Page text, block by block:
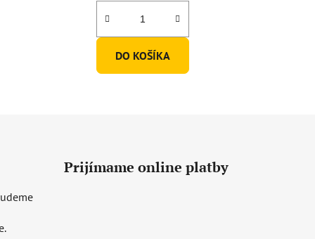
DO KOŠÍKA
Prijímame online platby